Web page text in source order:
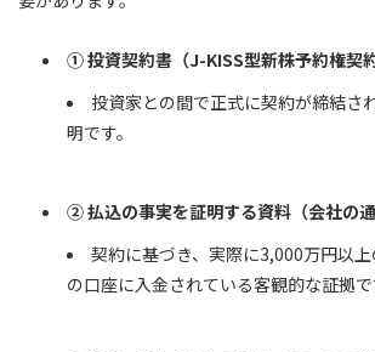
①投資契約書（J-KISS型新株予約権契
投資家との間で正式に契約が締結さ
明です。
②払込の事実を証明する資料（会社の通
契約に基づき、実際に3,000万円以
の口座に入金されている客観的な証拠で